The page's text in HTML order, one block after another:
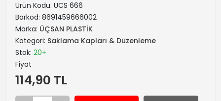
Ürün Kodu: UCS 666
Barkod: 8691459666002
Marka: ÜÇSAN PLASTİK
Kategori: Saklama Kapları & Düzenleme
Stok: 20+
Fiyat
114,90 TL